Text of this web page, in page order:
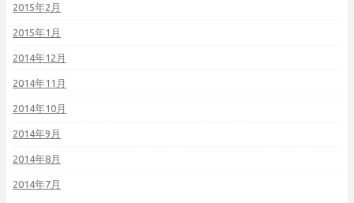
2015年2月
2015年1月
2014年12月
2014年11月
2014年10月
2014年9月
2014年8月
2014年7月